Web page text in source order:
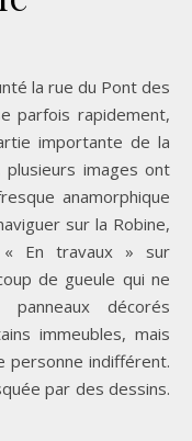
parfois rapidement,
importante de la
plusieurs images ont
anamorphique
sur la Robine,
« En travaux » sur
de gueule qui ne
décorés
immeubles, mais
personne indifférent.
par des dessins.